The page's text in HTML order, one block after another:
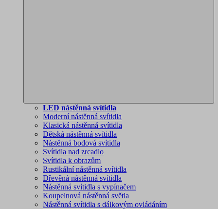
LED nástěnná svítidla
Moderní nástěnná svítidla
Klasická nástěnná svítidla
Dětská nástěnná svítidla
Nástěnná bodová svítidla
Svítidla nad zrcadlo
Svítidla k obrazům
Rustikální nástěnná svítidla
Dřevěná nástěnná svítidla
Nástěnná svítidla s vypínačem
Koupelnová nástěnná světla
Nástěnná svítidla s dálkovým ovládáním